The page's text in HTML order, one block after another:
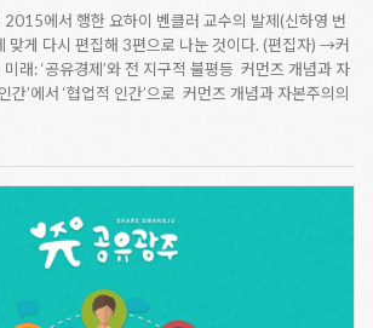
2015에서 행한 요하이 벤클러 교수의 발제(신하영 번
맞게 다시 편집해 3편으로 나눈 것이다. (편집자) →커
래: ‘공유경제’와 전 지구적 불평등 커먼즈 개념과 자
간’에서 ‘협업적 인간’으로 커먼즈 개념과 자본주의의